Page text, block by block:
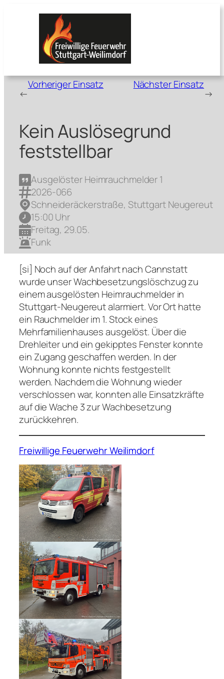
←
Vorheriger Einsatz Nächster Einsatz
→
Kein Auslösegrund
feststellbar
Ausgelöster Heimrauchmelder 1
2026-066
Schneideräckerstraße, Stuttgart Neugereut
15:00 Uhr
Freitag, 29.05.
Funk
[si] Noch auf der Anfahrt nach Cannstatt
wurde unser Wachbesetzungslöschzug zu
einem ausgelösten Heimrauchmelder in
Stuttgart-Neugereut alarmiert. Vor Ort hatte
ein Rauchmelder im 1. Stock eines
Mehrfamilienhauses ausgelöst. Über die
Drehleiter und ein gekipptes Fenster konnte
ein Zugang geschaffen werden. In der
Wohnung konnte nichts festgestellt
werden. Nachdem die Wohnung wieder
verschlossen war, konnten alle Einsatzkräfte
auf die Wache 3 zur Wachbesetzung
zurückkehren.
Freiwillige Feuerwehr Weilimdorf